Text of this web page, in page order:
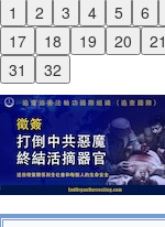
1 2 3 4 5 6
17
18 19 20 21
31
32
Previous
Next